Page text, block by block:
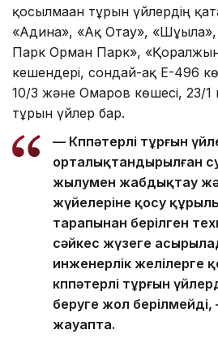
қосылмаған тұрғын үйлердің
«Адина», «Ақ Отау»,
Парк Орман Парк»,
кешендері, сондай-ақ Е-496
10/3 және Омаров көшесі, 23/1
тұрғын үйлер бар.
— Көппәтерлі тұрғын
орталықтандырылған
жылумен жабдықтау
жүйелеріне қосу
тарапынан берілген
сәйкес жүзеге
инженерлік желілерге
көппәтерлі тұрғын
беруге жол берілмейді,
жауапта.